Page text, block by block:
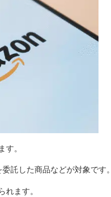
す。
託した商品などが対象です。
れます。